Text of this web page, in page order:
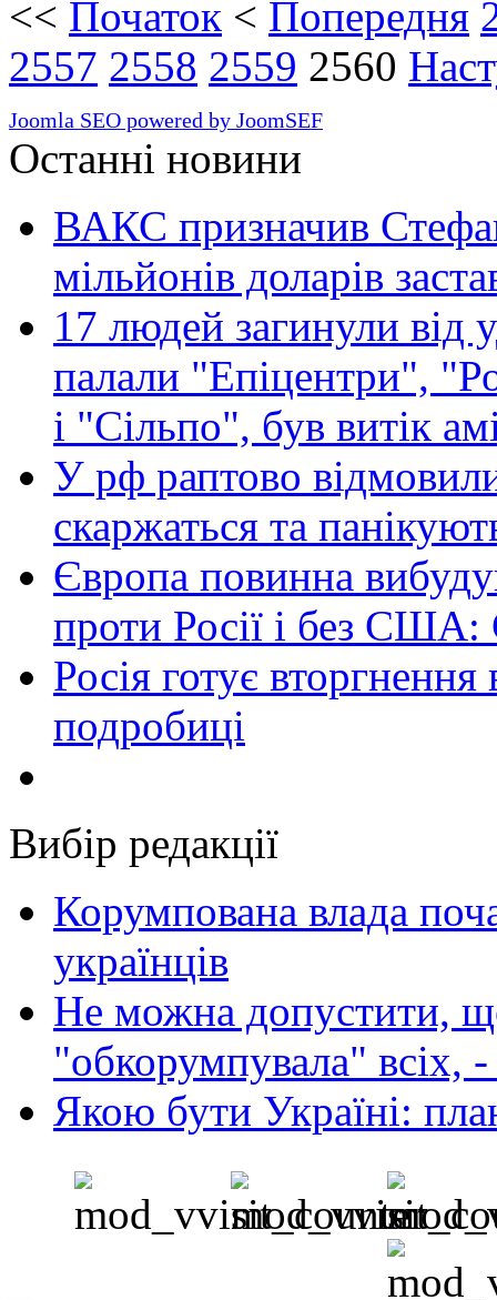
<< Початок < Попередня
2557 2558 2559 2560
Joomla SEO powered by JoomSEF
Останні новини
ВАКС призначив
мільйонів доларів
17 людей загинули від
палали "Епіцентри",
і "Сільпо", був витік
У рф раптово
скаржаться та
Європа повинна
проти Росії і без США:
Росія готує вторгнення
подробиці
Вибір редакції
Корумпована влада
українців
Не можна допустити,
"обкорумпувала" всіх,
Якою бути Україні: